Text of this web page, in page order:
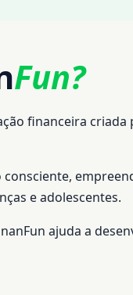
Fun?
financeira
e adolescentes.
ajuda a